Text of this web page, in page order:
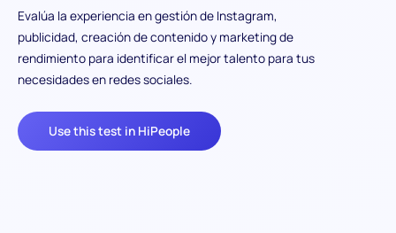
Evalúa la experiencia en gestión de Instagram,
publicidad, creación de contenido y marketing de
rendimiento para identificar el mejor talento para tus
necesidades en redes sociales.
Use this test in HiPeople